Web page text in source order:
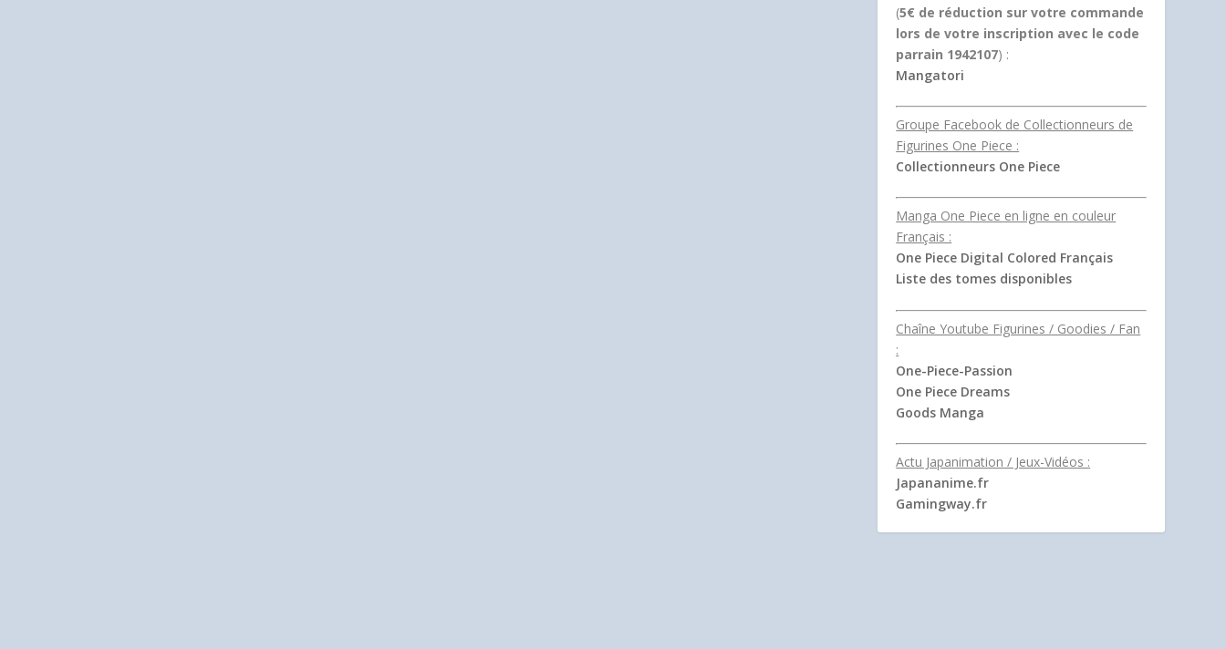
(5€ de réduction sur votre commande
lors de votre inscription avec le code
parrain 1942107) :
Mangatori
Groupe Facebook de Collectionneurs de
Figurines One Piece :
Collectionneurs One Piece
Manga One Piece en ligne en couleur
Français :
One Piece Digital Colored Français
Liste des tomes disponibles
Chaîne Youtube Figurines / Goodies / Fan
:
One-Piece-Passion
One Piece Dreams
Goods Manga
Actu Japanimation / Jeux-Vidéos :
Japananime.fr
Gamingway.fr